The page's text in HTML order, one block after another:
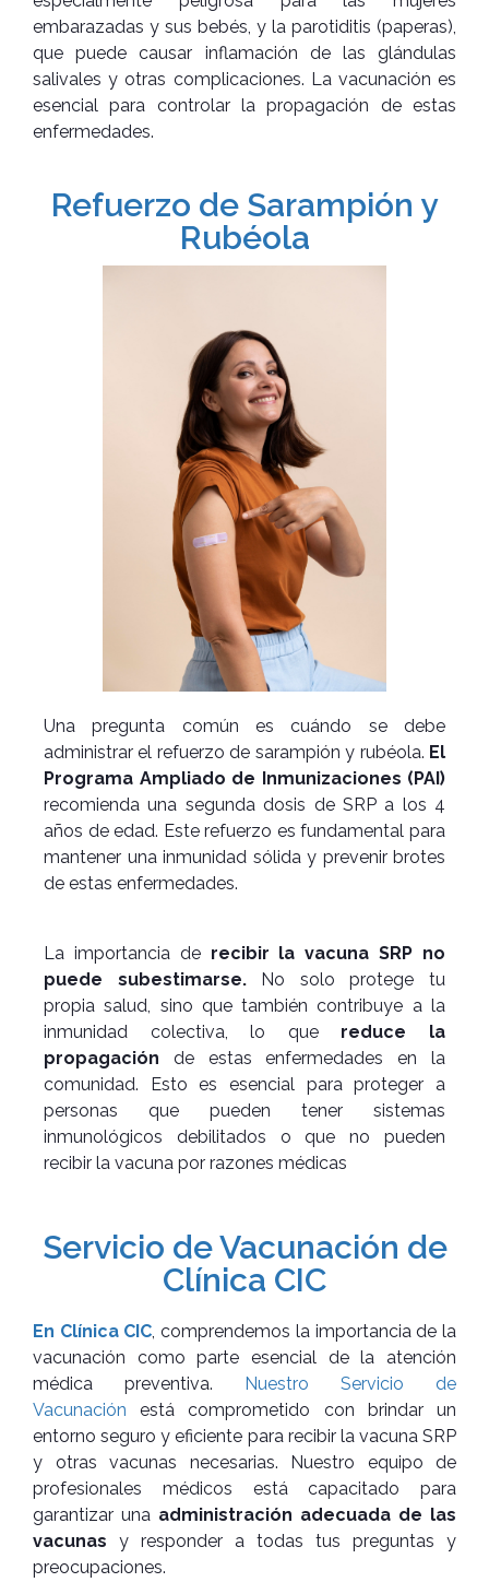
embarazadas y sus bebés, y la parotiditis (paperas),
que puede causar inflamación de las glándulas
salivales y otras complicaciones. La vacunación es
esencial para controlar la propagación de estas
enfermedades.
Refuerzo de Sarampión y
Rubéola
Una pregunta común es cuándo se debe
administrar el refuerzo de sarampión y rubéola. El
Programa Ampliado de Inmunizaciones (PAI)
recomienda una segunda dosis de SRP a los 4
años de edad. Este refuerzo es fundamental para
mantener una inmunidad sólida y prevenir brotes
de estas enfermedades.
La importancia de recibir la vacuna SRP no
puede subestimarse.No solo protege tu
propia salud, sino que también contribuye a la
inmunidad colectiva, lo que reduce la
propagación de estas enfermedades en la
comunidad. Esto es esencial para proteger a
personas que pueden tener sistemas
inmunológicos debilitados o que no pueden
recibir la vacuna por razones médicas
Servicio de Vacunación de
Clínica CIC
En Clínica CIC , comprendemos la importancia de la
vacunación como parte esencial de la atención
médica preventiva. Nuestro Servicio de
Vacunación está comprometido con brindar un
entorno seguro y eficiente para recibir la vacuna SRP
y otras vacunas necesarias. Nuestro equipo de
profesionales médicos está capacitado para
garantizar una administración adecuada de las
vacunas y responder a todas tus preguntas y
preocupaciones.